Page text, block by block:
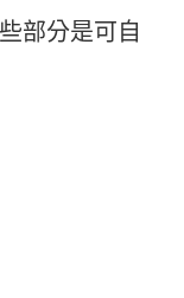
部分是可自